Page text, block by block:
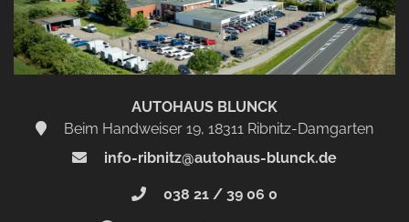
AUTOHAUS BLUNCK
Beim Handweiser 19, 18311 Ribnitz-Damgarten
info-ribnitz@autohaus-blunck.de
038 21 / 39 06 0